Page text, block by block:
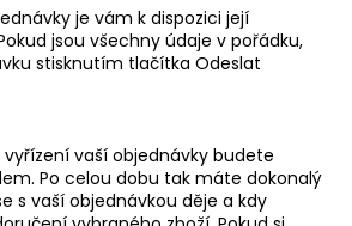
je vám k dispozici její
jsou všechny údaje v pořádku,
stisknutím tlačítka Odeslat
vaší objednávky budete
Po celou dobu tak máte dokonalý
s vaší objednávkou děje a kdy